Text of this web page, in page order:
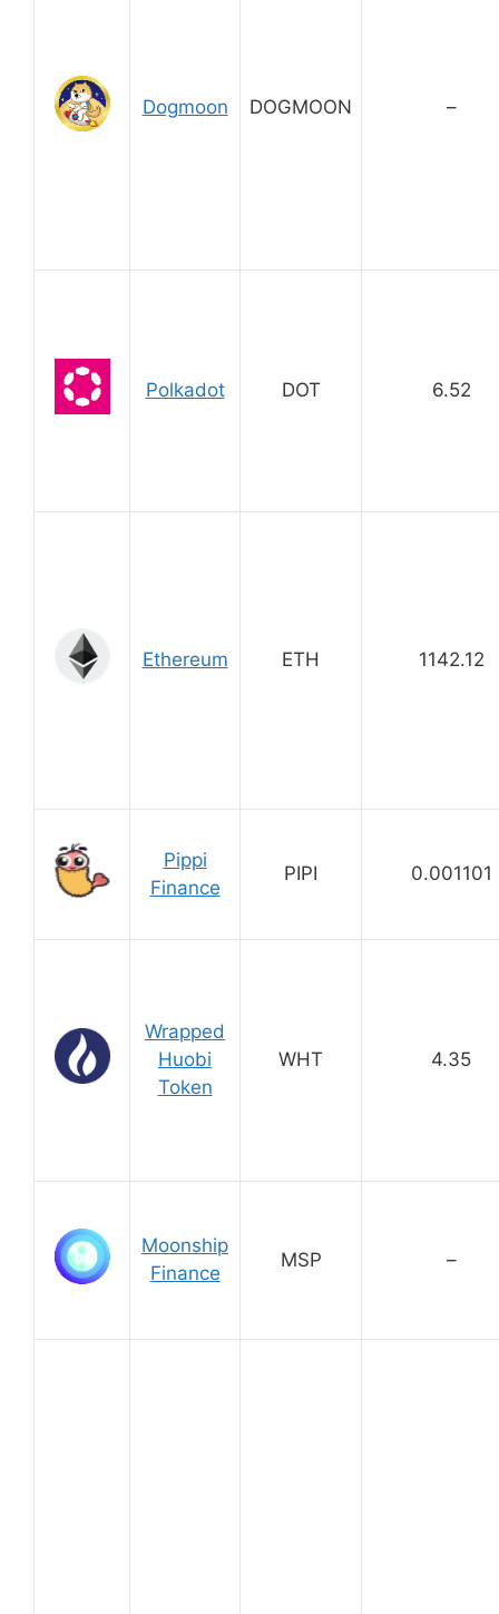
Dogmoon DOGMOON –
Polkadot DOT 6.52
Ethereum ETH 1142.12
Pippi
Finance
PIPI 0.001101
Wrapped
Huobi
Token
WHT 4.35
Moonship
Finance
MSP –